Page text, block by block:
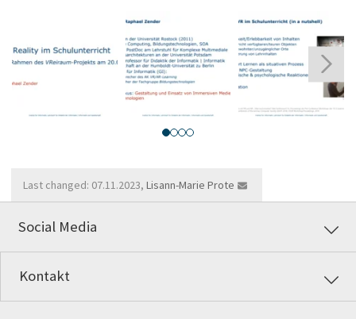
Last changed: 07.11.2023, Lisann-Marie Prote
Social Media
Kontakt